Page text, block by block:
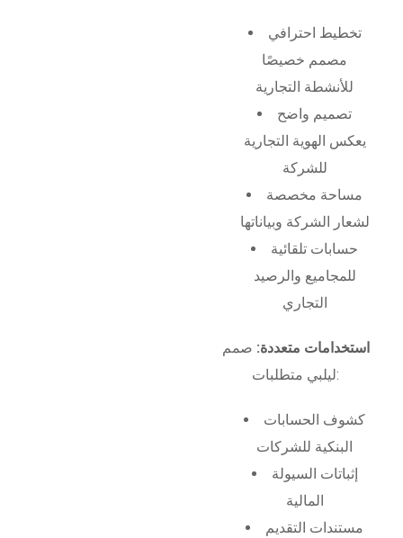
تخطيط احترافي
مصمم خصيصًا
للأنشطة التجارية
تصميم واضح
يعكس الهوية التجارية
للشركة
مساحة مخصصة
لشعار الشركة وبياناتها
حسابات تلقائية
للمجاميع والرصيد
التجاري
استخدامات متعددة: صمم
ليلبي متطلبات:
كشوف الحسابات
البنكية للشركات
إثباتات السيولة
المالية
مستندات التقديم